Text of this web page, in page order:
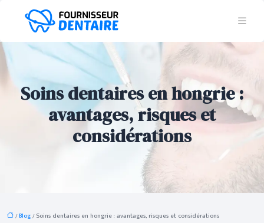
Soins dentaires en hongrie :
avantages, risques et
considérations
/Blog/ Soins dentaires en hongrie : avantages, risques et considérations